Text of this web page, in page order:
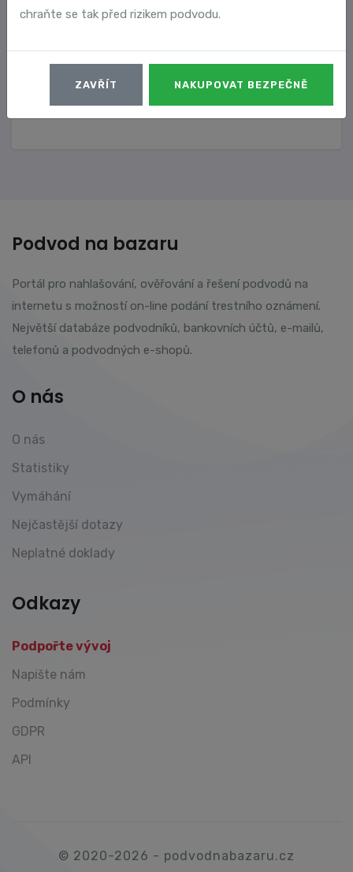
Vyhledané podvody
Číslo podvodu Datum
7308 30. 08. 2023
Podvod na bazaru
Portál pro nahlašování, ověřování a řešení podvodů na
internetu s možností on-line podání trestního oznámení.
Největší databáze podvodníků, bankovních účtů, e-mailů,
telefonů a podvodných e-shopů.
O nás
O nás
Statistiky
Vymáhání
Nejčastější dotazy
Neplatné doklady
Odkazy
Podpořte vývoj
Napište nám
Podmínky
GDPR
API
© 2020-2026 - podvodnabazaru.cz
chraňte se tak před rizikem podvodu.
ZAVŘÍT NAKUPOVAT BEZPEČNĚ